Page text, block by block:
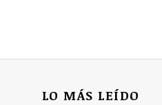
LO MÁS LEÍDO